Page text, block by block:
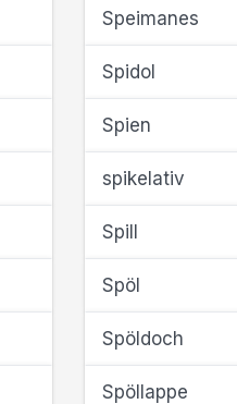
Speimanes
Spidol
Spien
spikelativ
Spill
Spöl
Spöldoch
Spöllappe